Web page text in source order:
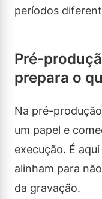
períodos
Pré-
prepara o
Na pré-
um papel e
execução. É
alinham para
da gravação.